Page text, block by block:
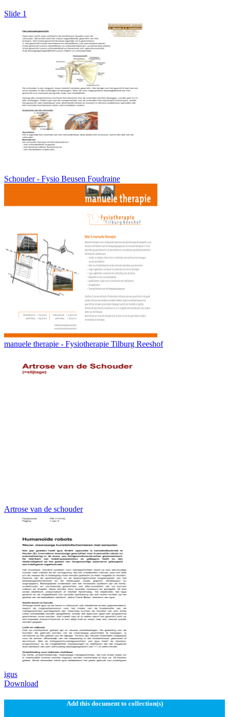
Slide 1
Schouder - Fysio Beusen Foudraine
manuele therapie - Fysiotherapie Tilburg Reeshof
Artrose van de schouder
igus
Download
Add this document to collection(s)